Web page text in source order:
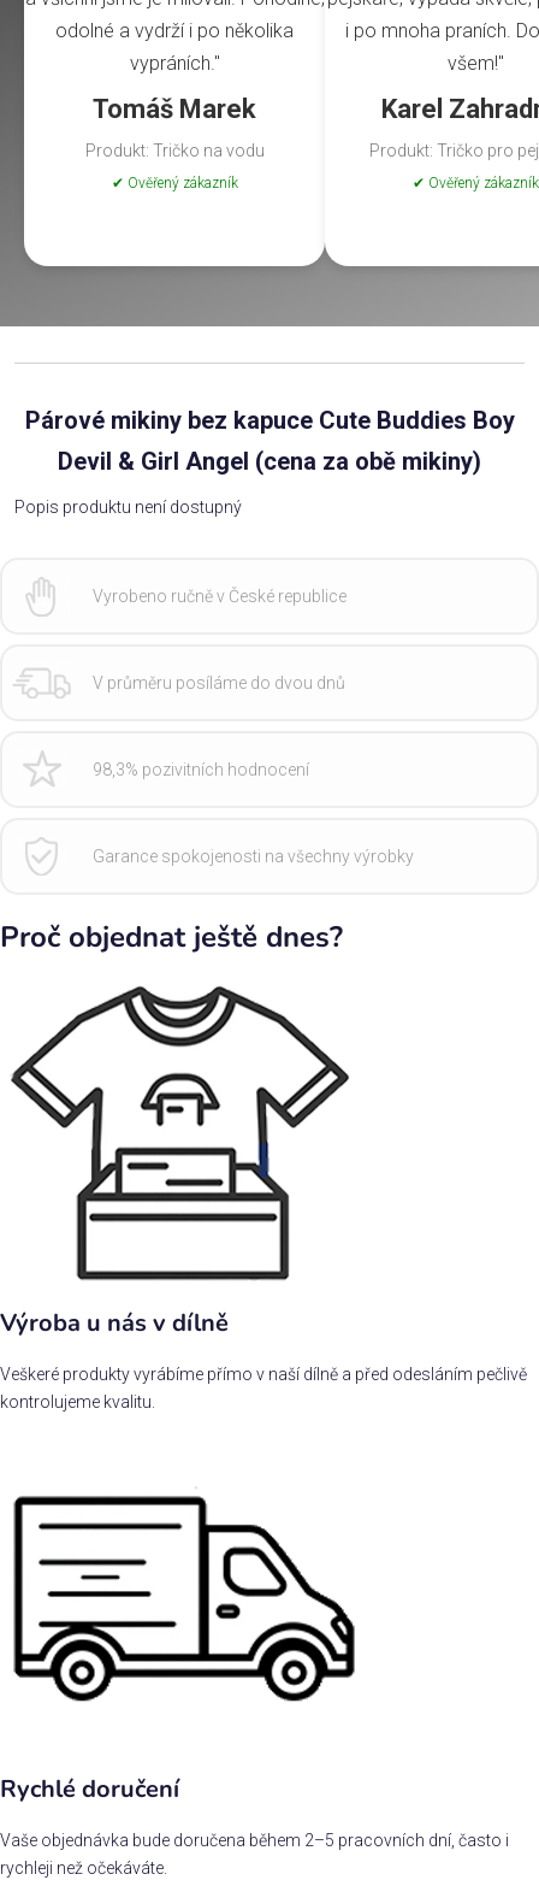
odolné a vydrží i po několika
vypráních."
Tomáš Marek
Produkt: Tričko na vodu
✔ Ověřený zákazník
i po mnoha praních.
všem!"
Karel
Produkt: Tričko pro
✔ Ověřený zákazník
Párové mikiny bez kapuce Cute Buddies Boy
Devil & Girl Angel (cena za obě mikiny)
Popis produktu není dostupný
Vyrobeno ručně v České republice
V průměru posíláme do dvou dnů
98,3% pozivitních hodnocení
Garance spokojenosti na všechny výrobky
Proč objednat ještě dnes?
Výroba u nás v dílně
Veškeré produkty vyrábíme přímo v naší dílně a před odesláním pečlivě
kontrolujeme kvalitu.
Rychlé doručení
Vaše objednávka bude doručena během 2–5 pracovních dní, často i
rychleji než očekáváte.